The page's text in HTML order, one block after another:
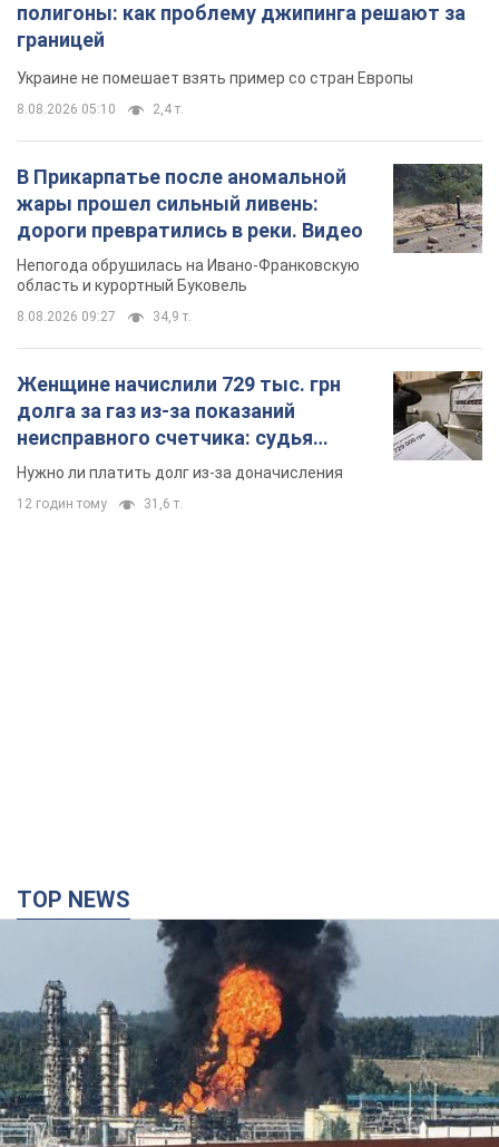
полигоны: как проблему джипинга решают за
границей
Украине не помешает взять пример со стран Европы
8.08.2026 05:10 2,4 т.
В Прикарпатье после аномальной
жары прошел сильный ливень:
дороги превратились в реки. Видео
Непогода обрушилась на Ивано-Франковскую
область и курортный Буковель
8.08.2026 09:27 34,9 т.
Женщине начислили 729 тыс. грн
долга за газ из-за показаний
неисправного счетчика: судья
вынес неожиданное решение
Нужно ли платить долг из-за доначисления
12 годин тому 31,6 т.
TOP NEWS